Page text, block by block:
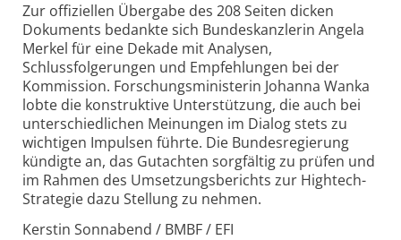
Zur offiziellen Übergabe des 208 Seiten dicken
Dokuments bedankte sich Bundeskanzlerin Angela
Merkel für eine Dekade mit Analysen,
Schlussfolgerungen und Empfehlungen bei der
Kommission. Forschungsministerin Johanna Wanka
lobte die konstruktive Unterstützung, die auch bei
unterschiedlichen Meinungen im Dialog stets zu
wichtigen Impulsen führte. Die Bundesregierung
kündigte an, das Gutachten sorgfältig zu prüfen und
im Rahmen des Umsetzungsberichts zur Hightech-
Strategie dazu Stellung zu nehmen.
Kerstin Sonnabend / BMBF / EFI